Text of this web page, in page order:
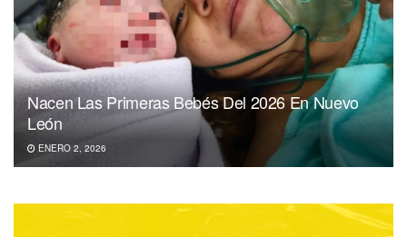
Nacen Las Primeras Bebés Del 2026 En Nuevo
León
ENERO 2, 2026